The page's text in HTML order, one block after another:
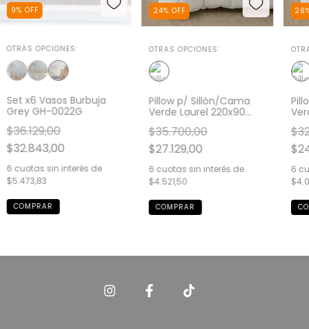
9% OFF
OTRAS OPCIONES:
Set x6 Vasos Burbuja
Grey GH-0022G
$36.129,00
$32.843,00
6 cuotas sin interés de
$5.473,83
24% OFF
OTRAS OPCIONES:
Pillow p/ Sillón/Cama
Verde Laurel 220x90
$35.700,00
$27.129,00
6 cuotas sin interés de
$4.521,50
26
6